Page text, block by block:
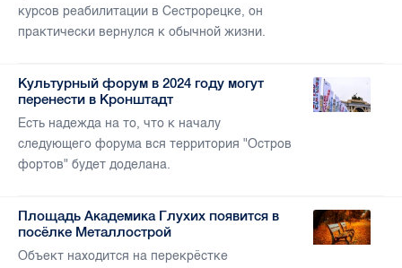
курсов реабилитации в Сестрорецке, он
практически вернулся к обычной жизни.
Культурный форум в 2024 году могут
перенести в Кронштадт
Есть надежда на то, что к началу
следующего форума вся территория "Остров
фортов" будет доделана.
Площадь Академика Глухих появится в
посёлке Металлострой
Объект находится на перекрёстке